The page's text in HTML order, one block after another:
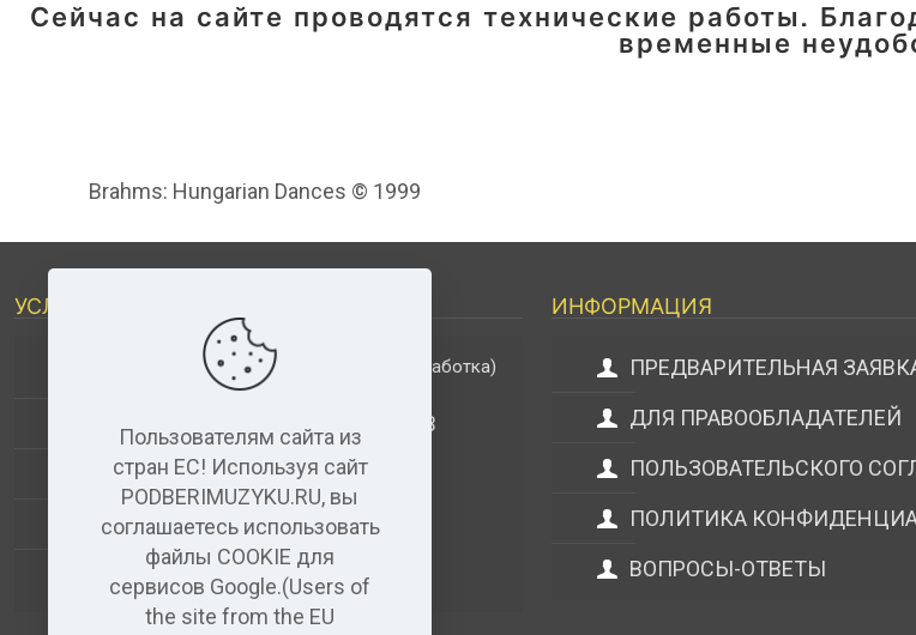
Сейчас на сайте проводятся технические работы.
временные
Brahms: Hungarian Dances © 1999
УСЛУГИ
ДОПОЛНИТЕЛЬНЫЕ УСЛУГИ (обработка)
АНАЛИЗ МУЗЫКАЛЬНЫХ ТРЕКОВ
ВИДЕО+АУДИО
УСЛУГИ ЗВУКОЗАПИСИ
АУДИО РЕДАКТОР(бесплатный)
ИНФОРМАЦИЯ
ПРЕДВАРИТЕЛЬНАЯ
ДЛЯ ПРАВООБЛАДАТЕЛЕЙ
ПОЛЬЗОВАТЕЛЬСКОГО
ПОЛИТИКА
ВОПРОСЫ-ОТВЕТЫ
Пользователям сайта из
стран ЕС! Используя сайт
PODBERIMUZYKU.RU, вы
соглашаетесь использовать
файлы COOKIE для
сервисов Google.(Users of
the site from the EU